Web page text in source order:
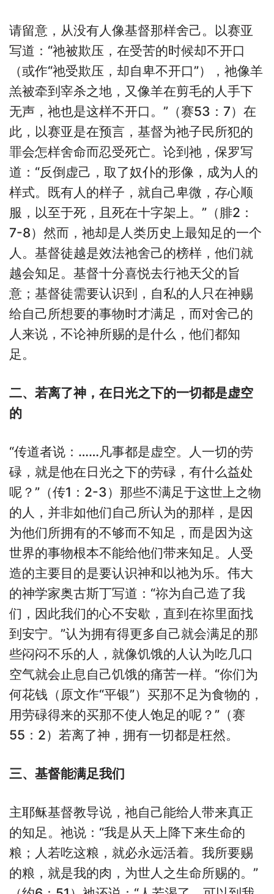
请留意，从没有人像基督那样舍己。以赛亚
写道：“祂被欺压，在受苦的时候却不开口
（或作“祂受欺压，却自卑不开口”），祂像羊
羔被牵到宰杀之地，又像羊在剪毛的人手下
无声，祂也是这样不开口。”（赛53：7）在
此，以赛亚是在预言，基督为祂子民所犯的
罪会怎样舍命而忍受死亡。论到祂，保罗写
道：“反倒虚己，取了奴仆的形像，成为人的
样式。既有人的样子，就自己卑微，存心顺
服，以至于死，且死在十字架上。”（腓2：
7-8）然而，祂却是人类历史上最知足的一个
人。基督徒越是效法祂舍己的榜样，他们就
越会知足。基督十分喜悦去行祂天父的旨
意；基督徒需要认识到，自私的人只在神赐
给自己所想要的事物时才满足，而对舍己的
人来说，不论神所赐的是什么，他们都知
足。
二、若离了神，在日光之下的一切都是虚空
的
“传道者说：……凡事都是虚空。人一切的劳
碌，就是他在日光之下的劳碌，有什么益处
呢？”（传1：2-3）那些不满足于这世上之物
的人，并非如他们自己所认为的那样，是因
为他们所拥有的不够而不知足，而是因为这
世界的事物根本不能给他们带来知足。人受
造的主要目的是要认识神和以祂为乐。伟大
的神学家奥古斯丁写道：“祢为自己造了我
们，因此我们的心不安歇，直到在祢里面找
到安宁。”认为拥有得更多自己就会满足的那
些闷闷不乐的人，就像饥饿的人认为吃几口
空气就会止息自己饥饿的痛苦一样。“你们为
何花钱（原文作“平银”）买那不足为食物的，
用劳碌得来的买那不使人饱足的呢？”（赛
55：2）若离了神，拥有一切都是枉然。
三、基督能满足我们
主耶稣基督教导说，祂自己能给人带来真正
的知足。祂说：“我是从天上降下来生命的
粮；人若吃这粮，就必永远活着。我所要赐
的粮，就是我的肉，为世人之生命所赐的。”